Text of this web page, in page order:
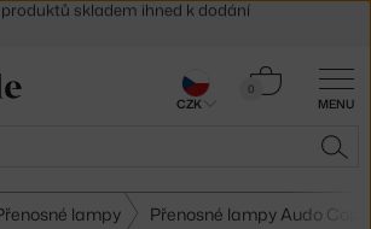
MENU
0
Košík
lampy Přenosné lampy Audo
30 dní na vrácení zboží
CZK